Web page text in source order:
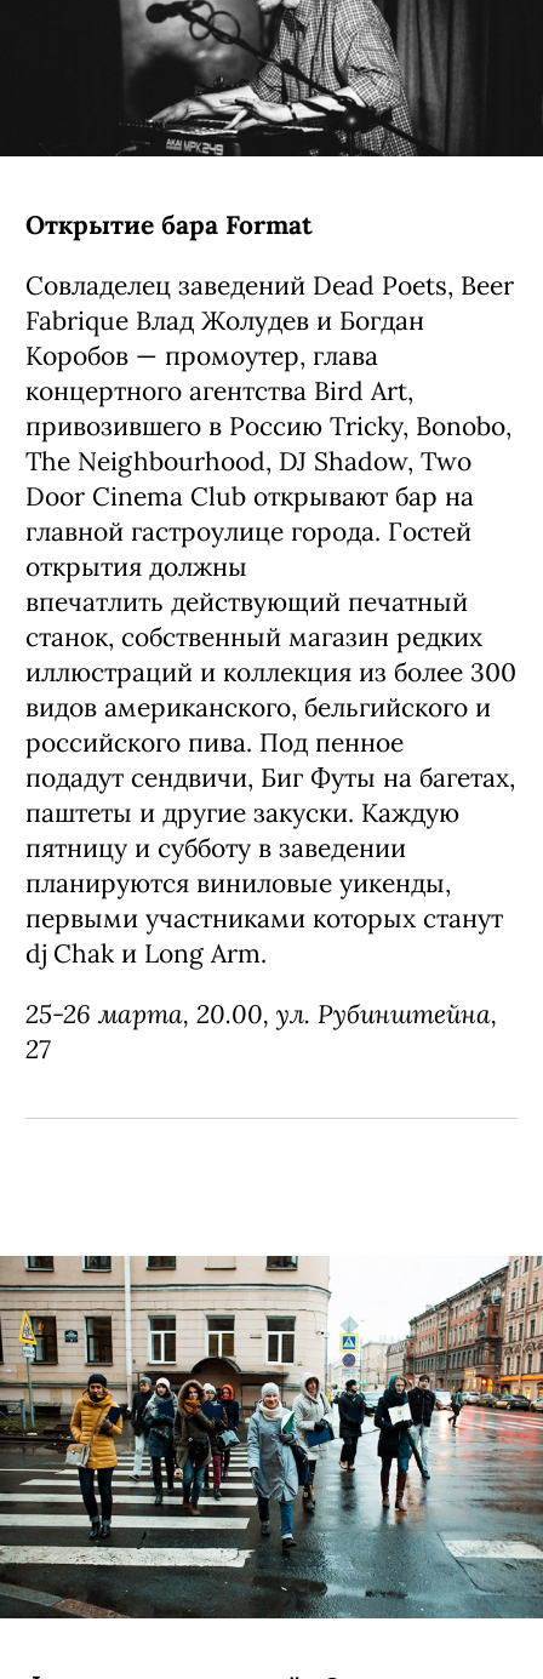
Открытие бара Format
Совладелец заведений Dead Poets, Beer
Fabrique Влад Жолудев и Богдан
Коробов — промоутер, глава
концертного агентства Bird Art,
привозившего в Россию Tricky, Bonobo,
The Neighbourhood, DJ Shadow, Two
Door Cinema Club открывают бар на
главной гастроулице города. Гостей
открытия должны
впечатлить действующий печатный
станок, собственный магазин редких
иллюстраций и коллекция из более 300
видов американского, бельгийского и
российского пива. Под пенное
подадут сендвичи, Биг Футы на багетах,
паштеты и другие закуски. Каждую
пятницу и субботу в заведении
планируются виниловые уикенды,
первыми участниками которых станут
dj Chak и Long Arm.
25-26 марта, 20.00, ул. Рубинштейна,
27